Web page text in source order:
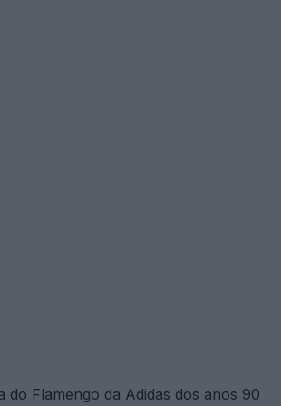
do Flamengo da Adidas dos anos 90